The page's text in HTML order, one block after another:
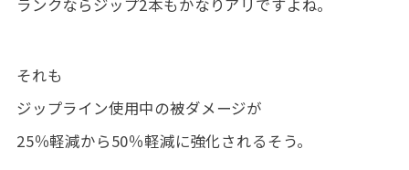
ランクならジップ2本もかなりアリですよね。
それも
ジップライン使用中の被ダメージが
25％軽減から50％軽減に強化されるそう。